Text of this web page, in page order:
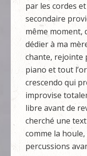
par les cordes
secondaire
même moment,
dédier à ma
chante, rejointe
piano et tout
crescendo qui
improvise
libre avant de
cherché une
comme la
percussions